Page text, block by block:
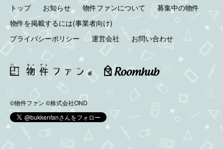
トップ お知らせ 物件ファンについて
募集中の物件
物件を掲載するには(事業者向け)
プライバシーポリシー
運営会社 お問い合わせ
©物件ファン ©株式会社OND